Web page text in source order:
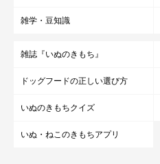
雑学・豆知識
雑誌『いぬのきもち』
ドッグフードの正しい選び方
いぬのきもちクイズ
いぬ・ねこのきもちアプリ